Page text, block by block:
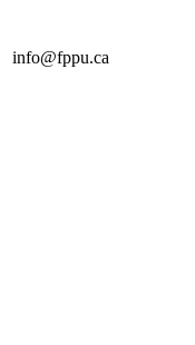
info@fppu.ca